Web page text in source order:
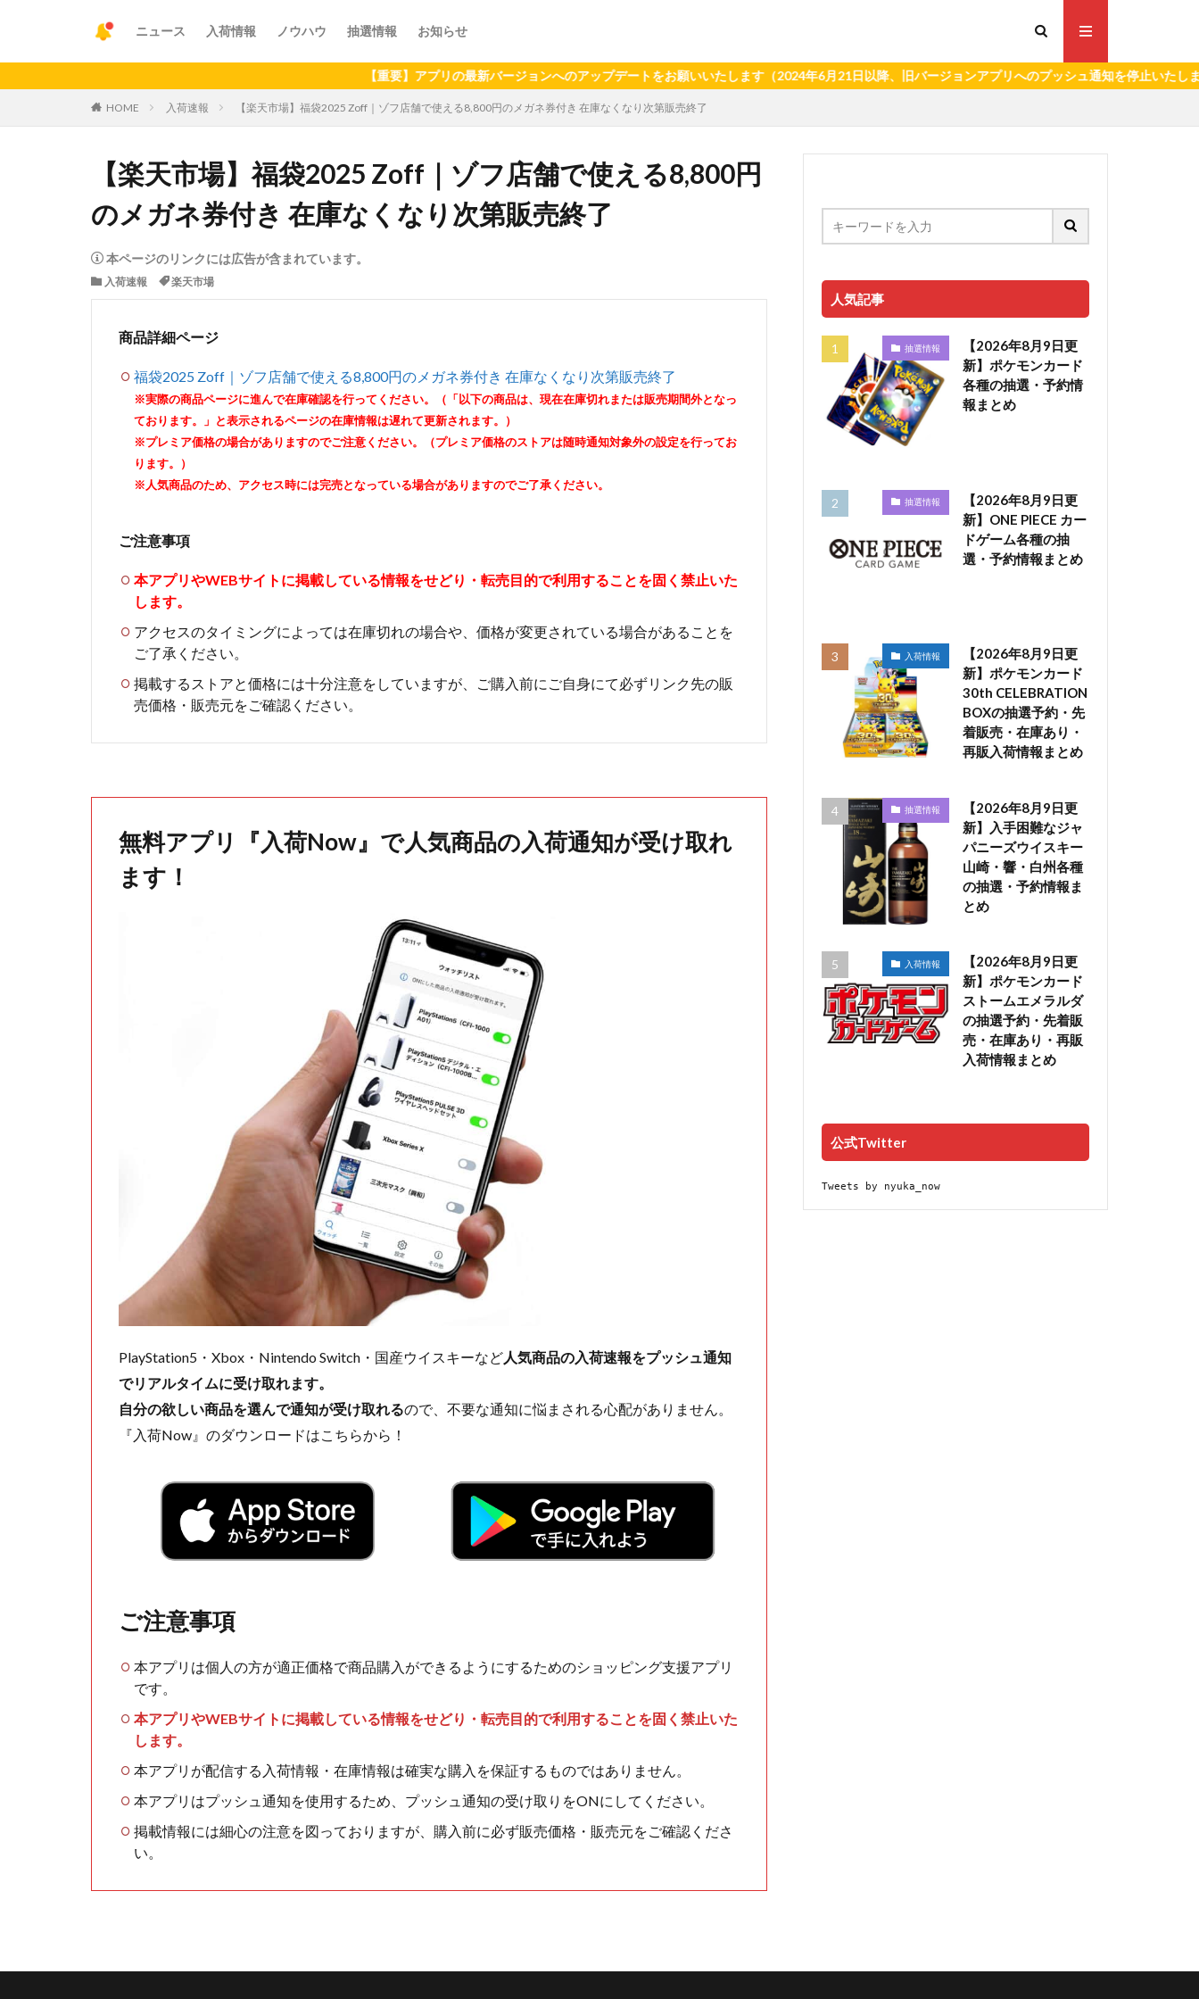
ニュース 入荷情報 ノウハウ 抽選情報 お知らせ
【重要】アプリの最新バージョンへのアップデートをお願いいたします（2024年6月21日以降、旧バージョンアプリへのプッシュ通知を停止いたします。）
HOME 入荷速報 【楽天市場】福袋2025 Zoff｜ゾフ店舗で使える8,800円のメガネ券付き 在庫なくなり次第販売終了
【楽天市場】福袋2025 Zoff｜ゾフ店舗で使える8,800円
のメガネ券付き 在庫なくなり次第販売終了
本ページのリンクには広告が含まれています。
入荷速報 楽天市場
商品詳細ページ
福袋2025 Zoff｜ゾフ店舗で使える8,800円のメガネ券付き 在庫なくなり次第販売終了
※実際の商品ページに進んで在庫確認を行ってください。（「以下の商品は、現在在庫切れまたは販売期間外となっ
ております。」と表示されるページの在庫情報は遅れて更新されます。）
※プレミア価格の場合がありますのでご注意ください。（プレミア価格のストアは随時通知対象外の設定を行ってお
ります。）
※人気商品のため、アクセス時には完売となっている場合がありますのでご了承ください。
ご注意事項
本アプリやWEBサイトに掲載している情報をせどり・転売目的で利用することを固く禁止いた
します。
アクセスのタイミングによっては在庫切れの場合や、価格が変更されている場合があることを
ご了承ください。
掲載するストアと価格には十分注意をしていますが、ご購入前にご自身にて必ずリンク先の販
売価格・販売元をご確認ください。
無料アプリ『入荷Now』で人気商品の入荷通知が受け取れ
ます！
PlayStation5・Xbox・Nintendo Switch・国産ウイスキーなど人気商品の入荷速報をプッシュ通知
でリアルタイムに受け取れます。
自分の欲しい商品を選んで通知が受け取れるので、不要な通知に悩まされる心配がありません。
『入荷Now』のダウンロードはこちらから！
ご注意事項
本アプリは個人の方が適正価格で商品購入ができるようにするためのショッピング支援アプリ
です。
本アプリやWEBサイトに掲載している情報をせどり・転売目的で利用することを固く禁止いた
します。
本アプリが配信する入荷情報・在庫情報は確実な購入を保証するものではありません。
本アプリはプッシュ通知を使用するため、プッシュ通知の受け取りをONにしてください。
掲載情報には細心の注意を図っておりますが、購入前に必ず販売価格・販売元をご確認くださ
い。
人気記事
抽選情報
【2026年8月9日更
新】ポケモンカード
各種の抽選・予約情
報まとめ
抽選情報
【2026年8月9日更
新】ONE PIECE カー
ドゲーム各種の抽
選・予約情報まとめ
入荷情報
【2026年8月9日更
新】ポケモンカード
30th CELEBRATION
BOXの抽選予約・先
着販売・在庫あり・
再販入荷情報まとめ
抽選情報
【2026年8月9日更
新】入手困難なジャ
パニーズウイスキー
山崎・響・白州各種
の抽選・予約情報ま
とめ
入荷情報
【2026年8月9日更
新】ポケモンカード
ストームエメラルダ
の抽選予約・先着販
売・在庫あり・再販
入荷情報まとめ
公式Twitter
Tweets by nyuka_now